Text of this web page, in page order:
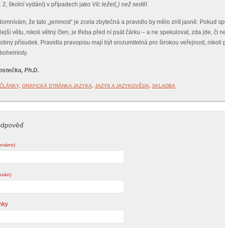
2, školní vydání) v případech jako Víc ležel(,) než seděl.
že tato „jemnost“ je zcela zbytečná a pravidlo by mělo znít jasně: Pokud
větu, nikoli větný člen, je třeba před ní psát čárku – a ne spekulovat, zda jde, či
přísudek. Pravidla pravopisu mají být srozumitelná pro širokou veřejnost, nikoli
Ph.D.
ČLÁNKY, GRAFICKÁ STRÁNKA JAZYKA JAZYK A JAZYKOVĚDA SKLADBA